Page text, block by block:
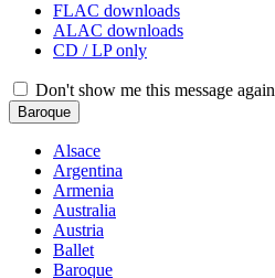
FLAC downloads
ALAC downloads
CD / LP only
Don't show me this message again
Baroque
Alsace
Argentina
Armenia
Australia
Austria
Ballet
Baroque